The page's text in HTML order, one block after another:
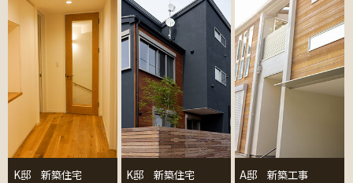
K邸 新築住宅 K邸 新築住宅 A邸 新築工事